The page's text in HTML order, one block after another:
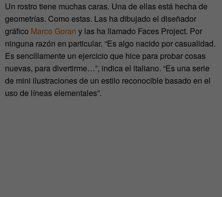
Un rostro tiene muchas caras. Una de ellas está hecha de
geometrías. Como estas. Las ha dibujado el diseñador
gráfico Marco Goran y las ha llamado Faces Project. Por
ninguna razón en particular. “Es algo nacido por casualidad.
Es sencillamente un ejercicio que hice para probar cosas
nuevas, para divertirme…”, indica el italiano. “Es una serie
de mini ilustraciones de un estilo reconocible basado en el
uso de líneas elementales”.